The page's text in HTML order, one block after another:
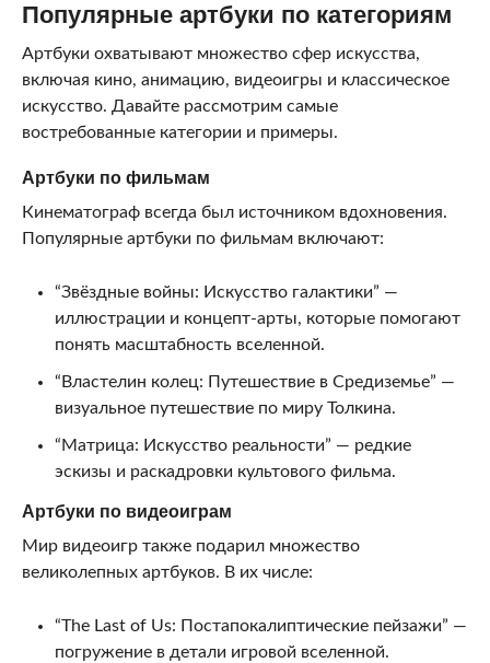
Популярные артбуки по категориям
Артбуки охватывают множество сфер искусства,
включая кино, анимацию, видеоигры и классическое
искусство. Давайте рассмотрим самые
востребованные категории и примеры.
Артбуки по фильмам
Кинематограф всегда был источником вдохновения.
Популярные артбуки по фильмам включают:
“Звёздные войны: Искусство галактики” —
иллюстрации и концепт-арты, которые помогают
понять масштабность вселенной.
“Властелин колец: Путешествие в Средиземье” —
визуальное путешествие по миру Толкина.
“Матрица: Искусство реальности” — редкие
эскизы и раскадровки культового фильма.
Артбуки по видеоиграм
Мир видеоигр также подарил множество
великолепных артбуков. В их числе:
“The Last of Us: Постапокалиптические пейзажи” —
погружение в детали игровой вселенной.